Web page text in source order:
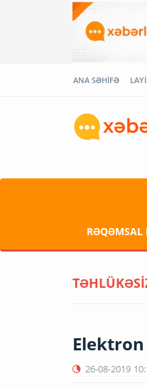
ANA SƏHİFƏ
RƏQƏMSAL
26-08-2019